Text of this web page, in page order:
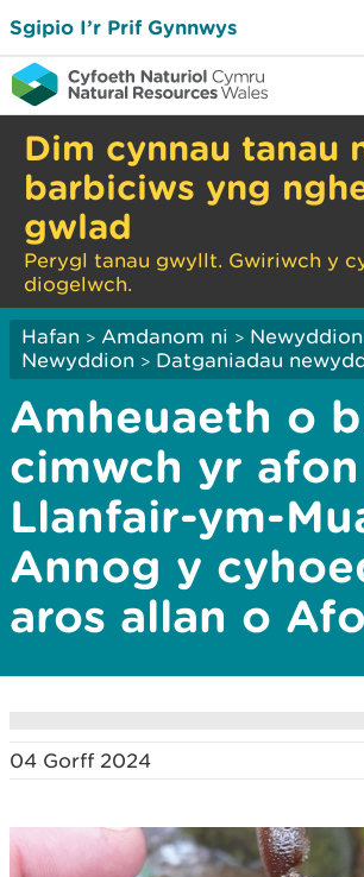
Sgipio I’r Prif Gynnwys
Dim cynnau tanau
barbiciws yng
gwlad
Perygl tanau gwyllt. Gwiriwch y
diogelwch.
Hafan > Amdanom ni >
Newyddion > Datganiadau
Amheuaeth o
cimwch yr
Llanfair-ym-
Annog y
aros allan o
04 Gorff 2024